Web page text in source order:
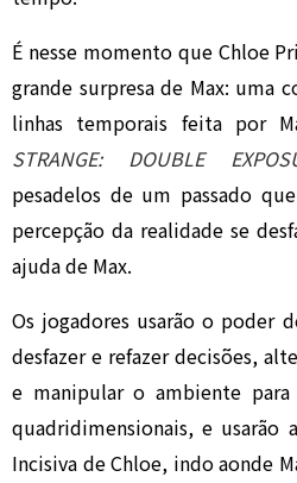
É nesse momento que Chloe
grande surpresa de Max: uma
linhas temporais feita por
STRANGE: DOUBLE
pesadelos de um passado
percepção da realidade se
ajuda de Max.
Os jogadores usarão o poder
desfazer e refazer decisões,
e manipular o ambiente para
quadridimensionais, e usarão
Incisiva de Chloe, indo aonde